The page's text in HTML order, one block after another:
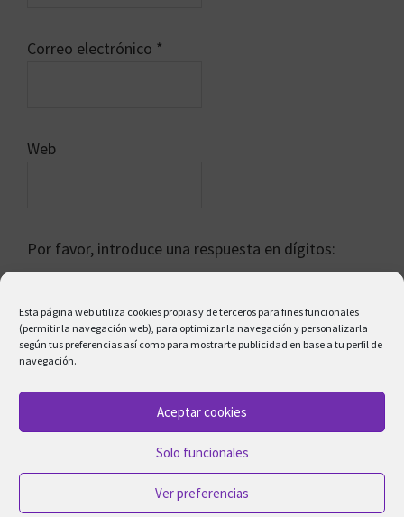
Esta página web utiliza cookies propias y de terceros para fines funcionales
(permitir la navegación web), para optimizar la navegación y personalizarla
según tus preferencias así como para mostrarte publicidad en base a tu perfil de
navegación.
Aceptar cookies
Solo funcionales
Ver preferencias
Correo electrónico *
Web
Por favor, introduce una respuesta en dígitos:
cuatro × cuatro =
Copyright © 2026 ·Genesis SampleonGenesis Framework·
WordPress·Acceder